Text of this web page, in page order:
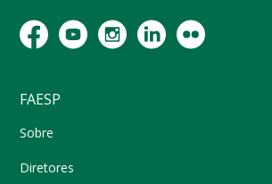
FAESP
Sobre
Diretores